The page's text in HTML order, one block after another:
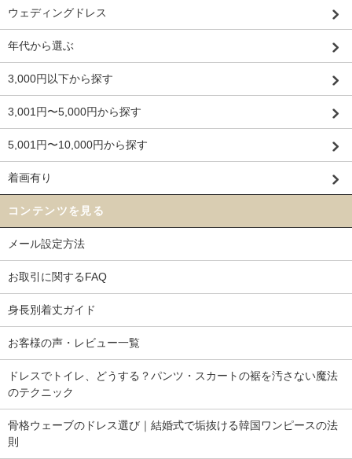
ウェディングドレス
年代から選ぶ
3,000円以下から探す
3,001円〜5,000円から探す
5,001円〜10,000円から探す
着画有り
コンテンツを見る
メール設定方法
お取引に関するFAQ
身長別着丈ガイド
お客様の声・レビュー一覧
ドレスでトイレ、どうする？パンツ・スカートの裾を汚さない魔法
のテクニック
骨格ウェーブのドレス選び｜結婚式で垢抜ける韓国ワンピースの法
則